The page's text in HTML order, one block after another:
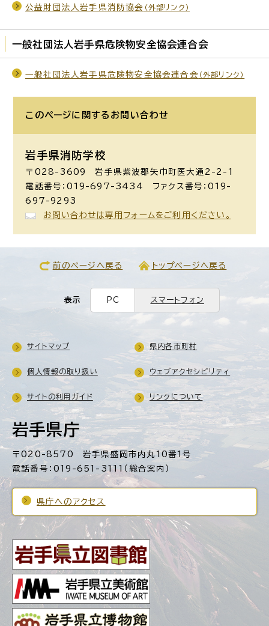
公益財団法人岩手県消防協会 （外部リンク）
一般社団法人岩手県危険物安全協会連合会
一般社団法人岩手県危険物安全協会連合会 （外部リンク）
このページに関する お問い合わせ
岩手県消防学校
〒028-3609 岩手県紫波郡矢巾町医大通2-2-1
電話番号：019-697-3434 ファクス番号：019-
697-9293
お問い合わせは専用フォームをご利用ください。
前のページへ戻る トップページへ戻る
表示 PC スマートフォン
岩手県庁
〒020-8570 岩手県盛岡市内丸10番1号
電話番号：019-651-3111（総合案内）
県庁へのアクセス
サイトマップ 県内各市町村
個人情報の取り扱い ウェブアクセシビリティ
サイトの利用ガイド リンクについて